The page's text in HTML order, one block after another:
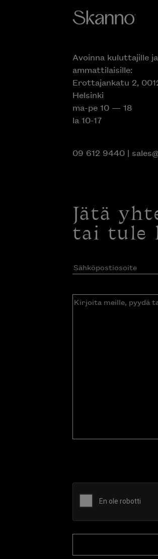
Avoinna kuluttajille ja
ammattilaisille:
Erottajankatu 2,
Helsinki
ma-pe 10 — 18
la 10-17
09 612 9440|
Jätä
tai tule
Sähköpostiosoite
Kirjoita